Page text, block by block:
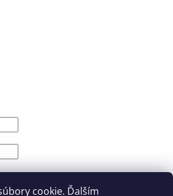
cookie. Ďalším
heslo